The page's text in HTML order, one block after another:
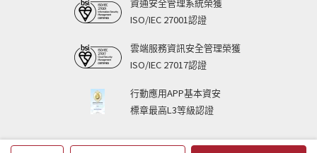
ISO/IEC 27001認證
雲端服務資訊安全管理榮獲
ISO/IEC 27017認證
行動應用APP基本資安
標章最高L3等級認證